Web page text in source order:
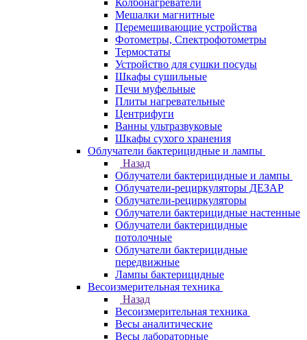
Колбонагреватели
Мешалки магнитные
Перемешивающие устройства
Фотометры, Спектрофотометры
Термостаты
Устройство для сушки посуды
Шкафы сушильные
Печи муфельные
Плиты нагревательные
Центрифуги
Ванны ультразвуковые
Шкафы сухого хранения
Облучатели бактерицидные и лампы
Назад
Облучатели бактерицидные и лампы
Облучатели-рециркуляторы ДЕЗАР
Облучатели-рециркуляторы
Облучатели бактерицидные настенные
Облучатели бактерицидные
потолочные
Облучатели бактерицидные
передвижные
Лампы бактерицидные
Весоизмерительная техника
Назад
Весоизмерительная техника
Весы аналитические
Весы лабораторные